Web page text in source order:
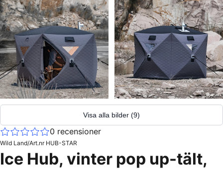
Visa alla bilder (9)
0 recensioner
Wild Land/Art.nr HUB-STAR
Ice Hub, vinter pop up-tält,